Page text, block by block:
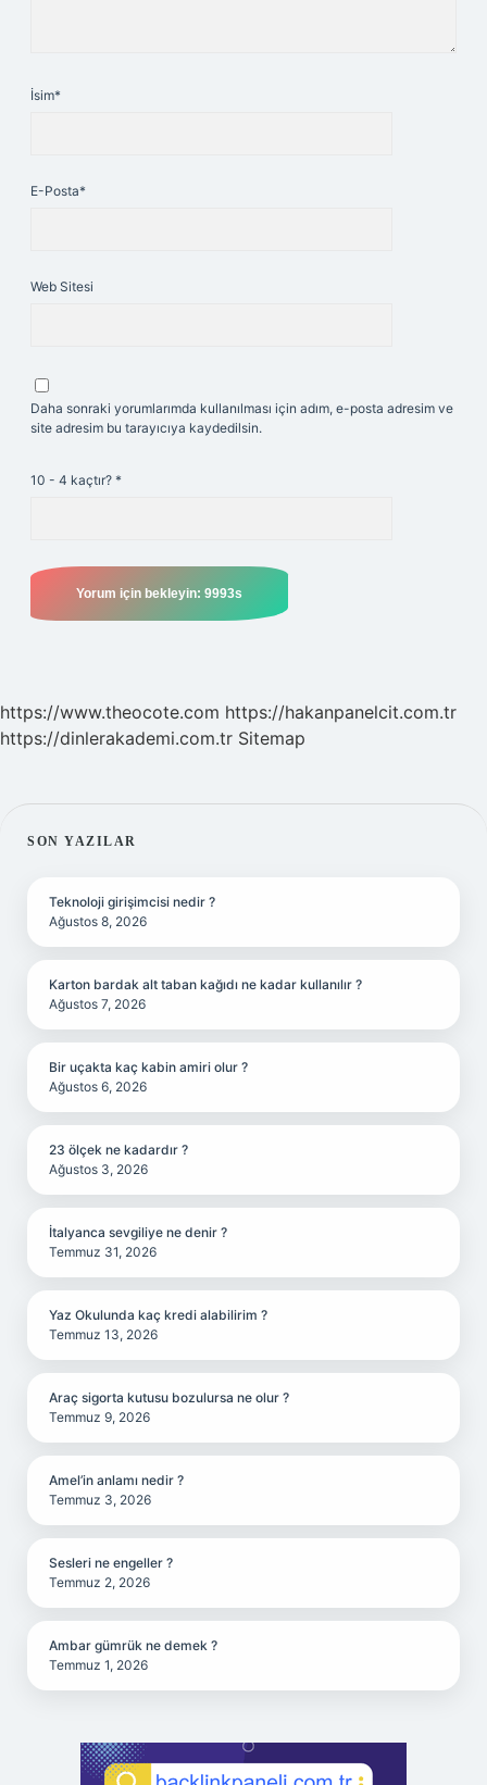
İsim*
E-Posta*
Web Sitesi
Daha sonraki yorumlarımda kullanılması için adım, e-posta adresim ve
site adresim bu tarayıcıya kaydedilsin.
10 - 4 kaçtır? *
https://www.theocote.com https://hakanpanelcit.com.tr
https://dinlerakademi.com.tr Sitemap
SIDEBAR
SON YAZILAR
Teknoloji girişimcisi nedir ?
Ağustos 8, 2026
Karton bardak alt taban kağıdı ne kadar kullanılır ?
Ağustos 7, 2026
Bir uçakta kaç kabin amiri olur ?
Ağustos 6, 2026
23 ölçek ne kadardır ?
Ağustos 3, 2026
İtalyanca sevgiliye ne denir ?
Temmuz 31, 2026
Yaz Okulunda kaç kredi alabilirim ?
Temmuz 13, 2026
Araç sigorta kutusu bozulursa ne olur ?
Temmuz 9, 2026
Amel’in anlamı nedir ?
Temmuz 3, 2026
Sesleri ne engeller ?
Temmuz 2, 2026
Ambar gümrük ne demek ?
Temmuz 1, 2026